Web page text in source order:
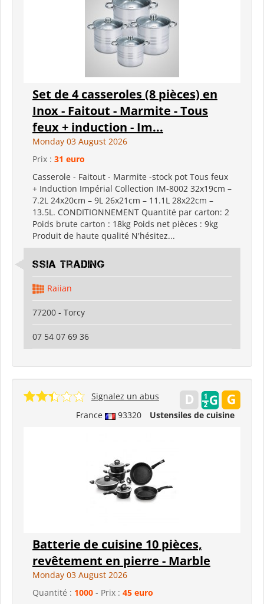
Set de 4 casseroles (8 pièces) en
Inox - Faitout - Marmite - Tous
feux + induction - Im...
Monday 03 August 2026
Prix : 31 euro
Casserole - Faitout - Marmite -stock pot Tous feux
+ Induction Impérial Collection IM-8002 32x19cm –
7.2L 24x20cm – 9L 26x21cm – 11.1L 28x22cm –
13.5L. CONDITIONNEMENT Quantité par carton: 2
Poids brute carton : 18kg Poids net pièces : 9kg
Produit de haute qualité N'hésitez...
SSIA Trading
Raiian
77200 - Torcy
07 54 07 69 36
France 93320 Ustensiles de cuisine
Signalez un abus
Batterie de cuisine 10 pièces,
revêtement en pierre - Marble
Monday 03 August 2026
Quantité : 1000 - Prix : 45 euro